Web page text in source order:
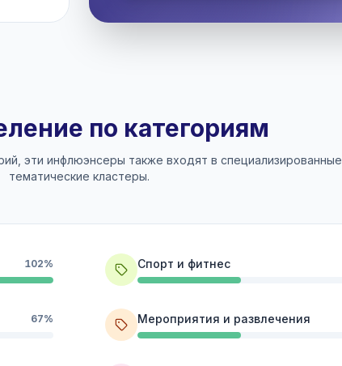
по категориям
эти инфлюэнсеры также входят в специализированные
тематические кластеры.
102%
67%
Спорт и фитнес
Мероприятия и развлечения